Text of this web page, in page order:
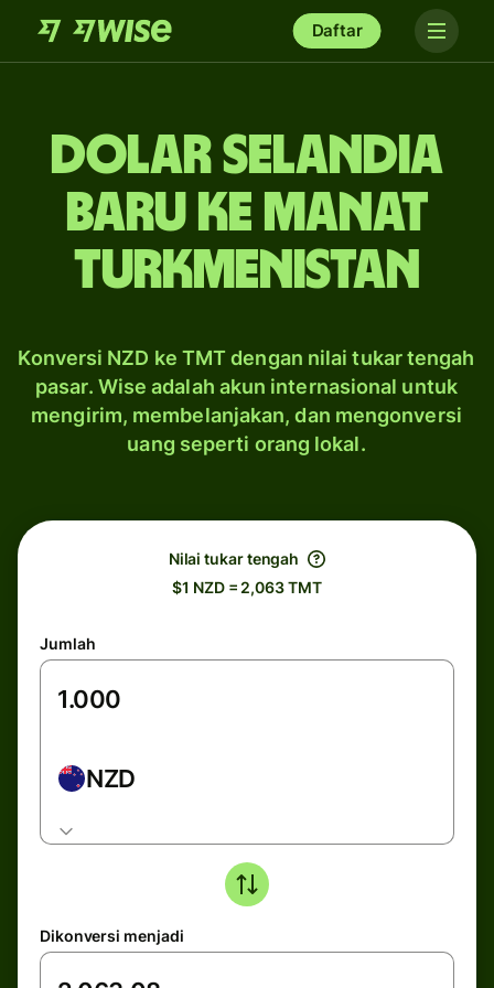
Daftar
dolar Selandia
Baru ke manat
Turkmenistan
Konversi NZD ke TMT dengan nilai tukar tengah
pasar. Wise adalah akun internasional untuk
mengirim, membelanjakan, dan mengonversi
uang seperti orang lokal.
Nilai tukar tengah
$1 NZD = 2,063 TMT
Jumlah
NZD
Dikonversi menjadi